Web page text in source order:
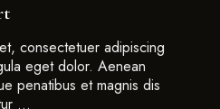
consectetuer adipiscing
eget dolor. Aenean
penatibus et magnis dis
…